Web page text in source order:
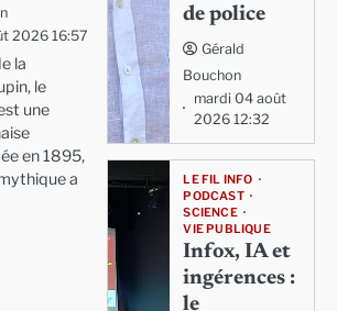
2026 16:57
la
le
une
en 1895,
a
de police
Gérald
Bouchon
mardi 04 août
2026 12:32
LE FIL INFO
PODCAST
SCIENCE
VIE PUBLIQUE
Infox, IA et
ingérences :
le